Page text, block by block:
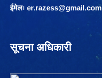
ईमेलः er.razess@gmail.com
सूचना अधिकारी